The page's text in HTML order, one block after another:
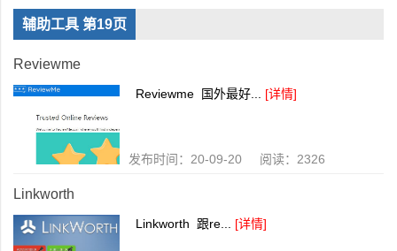
辅助工具 第19页
Reviewme
Reviewme 国外最好... [详情]
发布时间：20-09-20 阅读：2326
Linkworth
Linkworth 跟re... [详情]